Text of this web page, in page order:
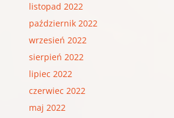
listopad 2022
październik 2022
wrzesień 2022
sierpień 2022
lipiec 2022
czerwiec 2022
maj 2022